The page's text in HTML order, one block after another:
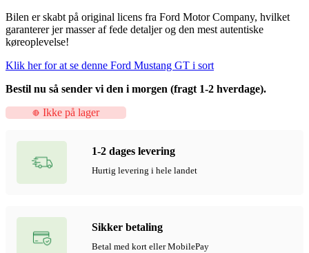
Bilen er skabt på original licens fra Ford Motor Company, hvilket
garanterer jer masser af fede detaljer og den mest autentiske
køreoplevelse!
Klik her for at se denne Ford Mustang GT i sort
Bestil nu så sender vi den i morgen (fragt 1-2 hverdage).
Ikke på lager
1-2 dages levering
Hurtig levering i hele landet
Sikker betaling
Betal med kort eller MobilePay